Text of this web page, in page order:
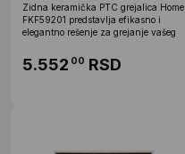
Zidna keramička PTC grejalica Home
FKF59201 predstavlja efikasno i
elegantno rešenje za grejanje vašeg
5.552 00 RSD